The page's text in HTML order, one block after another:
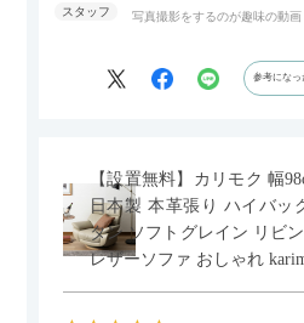
写真撮影をするのが趣味の動画
参考になっ
【設置無料】カリモク 幅
日本製 本革張り ハイバッ
タン ソフトグレイン リビ
レザーソファ おしゃれ